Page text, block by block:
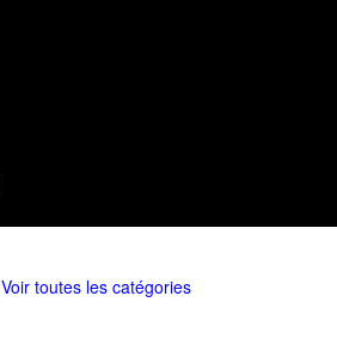
Voir toutes les catégories